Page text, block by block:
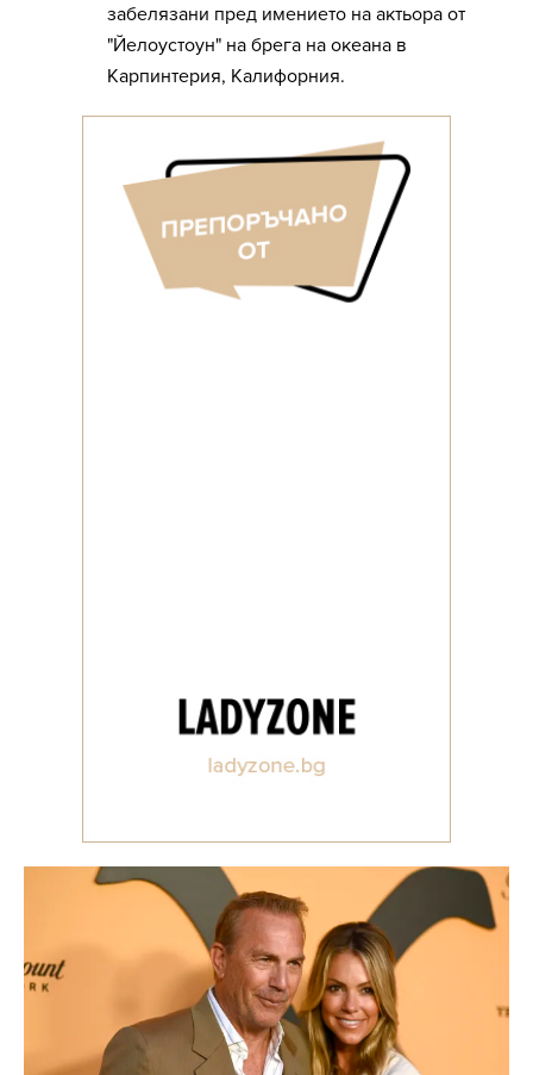
забелязани пред имението на актьора от
"Йелоустоун" на брега на океана в
Карпинтерия, Калифорния.